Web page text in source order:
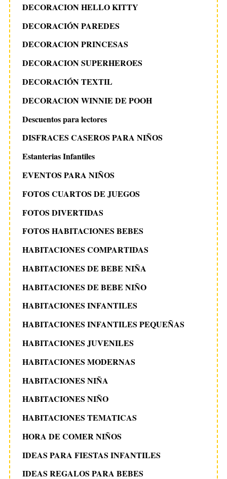
DECORACION HELLO KITTY
DECORACIÓN PAREDES
DECORACION PRINCESAS
DECORACION SUPERHEROES
DECORACIÓN TEXTIL
DECORACION WINNIE DE POOH
Descuentos para lectores
DISFRACES CASEROS PARA NIÑOS
Estanterias Infantiles
EVENTOS PARA NIÑOS
FOTOS CUARTOS DE JUEGOS
FOTOS DIVERTIDAS
FOTOS HABITACIONES BEBES
HABITACIONES COMPARTIDAS
HABITACIONES DE BEBE NIÑA
HABITACIONES DE BEBE NIÑO
HABITACIONES INFANTILES
HABITACIONES INFANTILES PEQUEÑAS
HABITACIONES JUVENILES
HABITACIONES MODERNAS
HABITACIONES NIÑA
HABITACIONES NIÑO
HABITACIONES TEMATICAS
HORA DE COMER NIÑOS
IDEAS PARA FIESTAS INFANTILES
IDEAS REGALOS PARA BEBES